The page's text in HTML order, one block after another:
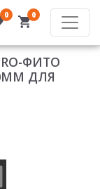
0 0
ФИТО
ДЛЯ